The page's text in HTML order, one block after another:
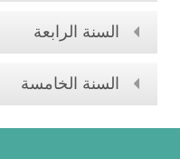
السنة الرابعة
السنة الخامسة